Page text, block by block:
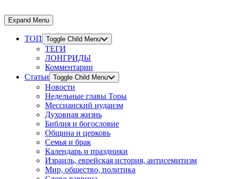
Expand Menu
ТОП Toggle Child Menu
ТЕГИ
ЛОНГРИДЫ
Комментарии
Статьи Toggle Child Menu
Новости
Недельные главы Торы
Мессианский иудаизм
Духовная жизнь
Библия и богословие
Община и церковь
Семья и брак
Календарь и праздники
Израиль, еврейская история, антисемитизм
Мир, общество, политика